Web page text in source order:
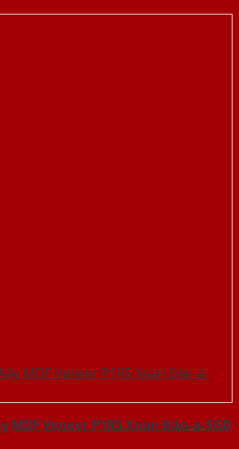
MDF Veneer P1R5 Xoan Đào-a-SGD